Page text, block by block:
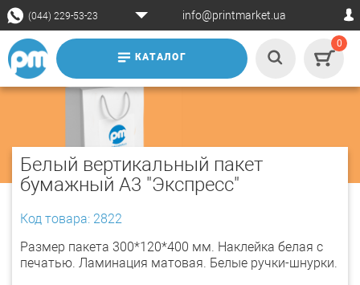
(044) 229-53-23 info@printmarket.ua
КАТАЛОГ
0
Белый вертикальный пакет
бумажный А3 "Экспресс"
Код товара: 2822
Размер пакета 300*120*400 мм. Наклейка белая с
печатью. Ламинация матовая. Белые ручки-шнурки.